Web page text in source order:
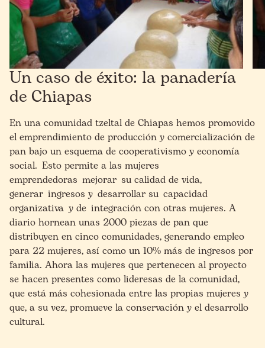
Un caso de éxito: la panadería
de Chiapas
En una comunidad tzeltal de Chiapas hemos promovido
el emprendimiento de producción y comercialización de
pan bajo un esquema de cooperativismo y economía
social. Esto permite a las mujeres
emprendedoras mejorar su calidad de vida,
generar ingresos y desarrollar su capacidad
organizativa y de integración con otras mujeres. A
diario hornean unas 2000 piezas de pan que
distribuyen en cinco comunidades, generando empleo
para 22 mujeres, así como un 10% más de ingresos por
familia. Ahora las mujeres que pertenecen al proyecto
se hacen presentes como lideresas de la comunidad,
que está más cohesionada entre las propias mujeres y
que, a su vez, promueve la conservación y el desarrollo
cultural.